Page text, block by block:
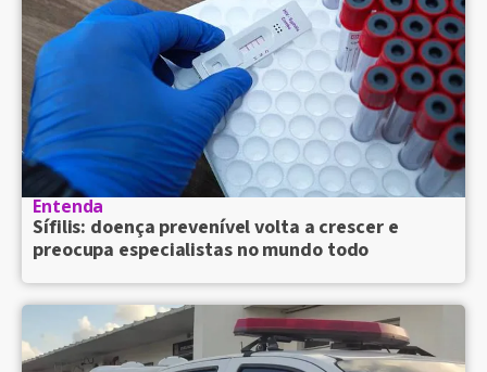
Entenda
Sífilis: doença prevenível volta a crescer e
preocupa especialistas no mundo todo